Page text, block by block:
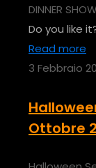
DINNER
Do you like
Read more
3 Febbraio
Ottobre